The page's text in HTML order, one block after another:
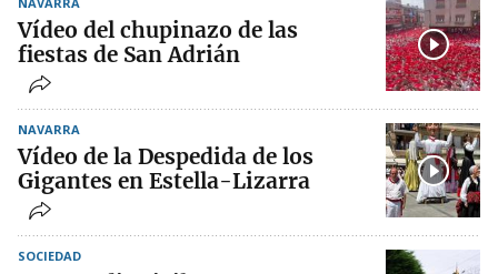
Vídeo del chupinazo de las
fiestas de San Adrián
NAVARRA
Vídeo de la Despedida de los
Gigantes en Estella-Lizarra
SOCIEDAD